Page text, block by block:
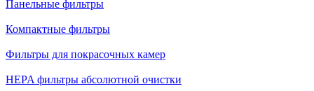
Панельные фильтры
Компактные фильтры
Фильтры для покрасочных камер
HEPA фильтры абсолютной очистки